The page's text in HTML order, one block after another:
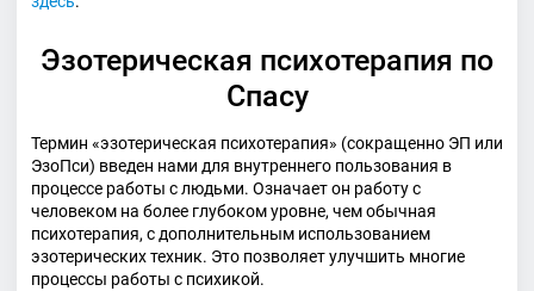
Эзотерическая психотерапия по
Спасу
Термин «эзотерическая психотерапия» (сокращенно ЭП или
ЭзоПси) введен нами для внутреннего пользования в
процессе работы с людьми. Означает он работу с
человеком на более глубоком уровне, чем обычная
психотерапия, с дополнительным использованием
эзотерических техник. Это позволяет улучшить многие
процессы работы с психикой.